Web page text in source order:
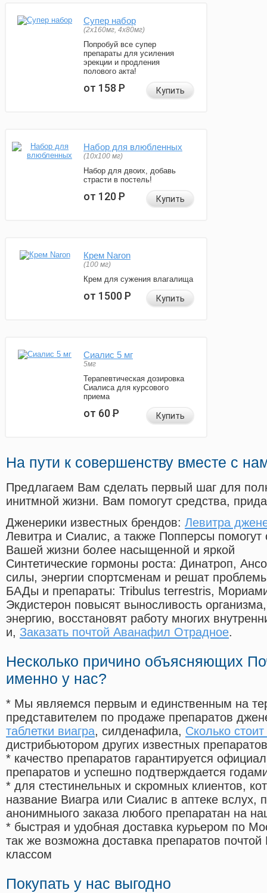
Супер набор
(2х160мг, 4х80мг)
Попробуй все супер
препараты для усиления
эрекции и продления
полового акта!
от 158Р Купить
Набор для влюбленных
(10х100 мг)
Набор для двоих, добавь
страсти в постель!
от 120Р Купить
Крем Naron
(100 мг)
Крем для сужения влагалища
от 1500Р Купить
Сиалис 5 мг
5мг
Терапевтическая дозировка
Сиалиса для курсового
приема
от 60Р Купить
На пути к совершенству вместе с
Предлагаем Вам сделать первый шаг для
инитмной жизни. Вам помогут средства,
Дженерики известных брендов: Левитра
Левитра и Сиалис, а также Попперсы помогут
Вашей жизни более насыщенной и яркой
Синтетические гормоны роста: Динатроп,
силы, энергии спортсменам и решат
БАДы и препараты: Tribulus terrestris,
Экдистерон повысят выносливость
энергию, восстановят работу многих
и, Заказать почтой Аванафил Отрадное.
Несколько причино объясняющих
именно у нас?
* Мы являемся первым и единственным на
представителем по продаже препаратов
таблетки виагра, силденафила, Сколько
дистрибьютором других известных препаратов
* качество препаратов гарантируется
препаратов и успешно подтверждается
* для стестинельных и скромных клиентов,
название Виагра или Сиалис в аптеке вслух,
анонимныого заказа любого препаратан на
* быстрая и удобная доставка курьером по
так же возможна доставка препаратов
классом
Покупать у нас выгодно